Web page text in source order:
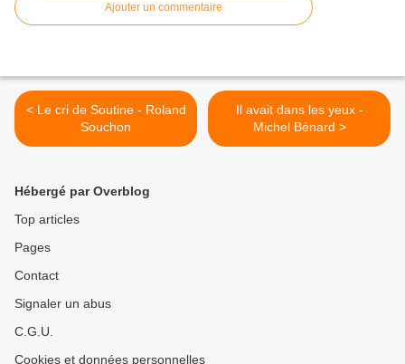
Ajouter un commentaire
< Le cri de Soutine - Roland
Souchon
Il avait dans les yeux -
Michel Bénard >
Hébergé par Overblog
Top articles
Pages
Contact
Signaler un abus
C.G.U.
Cookies et données personnelles